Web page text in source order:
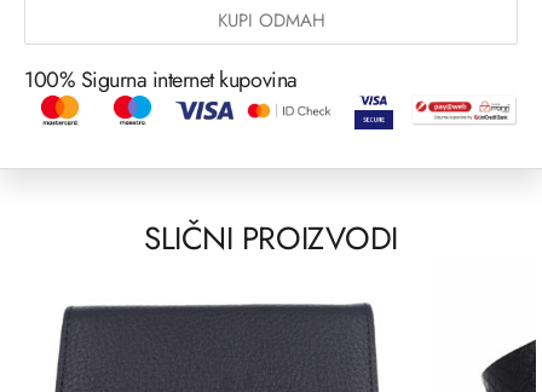
KUPI ODMAH
100% Sigurna internet kupovina
SLIČNI PROIZVODI